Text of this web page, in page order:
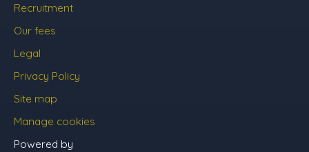
Recruitment
Our fees
Legal
Privacy Policy
Site map
Manage cookies
Powered by